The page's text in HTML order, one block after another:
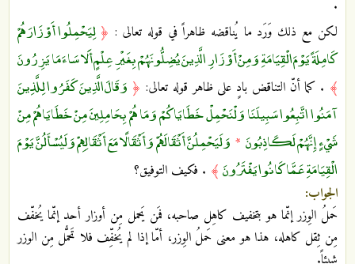
.
لكن مع ذلك وَرَد ما يُناقضه ظاهراً في قوله تعالى : ﴿لِيَحْمِلُوا أَوْزَارَهُمْ
كَامِلَةً يَوْمَ الْقِيَامَةِ وَمِنْ أَوْزَارِ الَّذِينَ يُضِلُّونَهُمْ بِغَيْرِ عِلْمٍ أَلَا سَاءَ مَا يَزِرُونَ
﴾ . كما أنّ التناقض بادٍ على ظاهر قوله تعالى: ﴿ وَقَالَ الَّذِينَ كَفَرُوا لِلَّذِينَ
آمَنُوا اتَّبِعُوا سَبِيلَنَا وَلْنَحْمِلْ خَطَايَاكُمْ وَمَا هُمْ بِحَامِلِينَ مِنْ خَطَايَاهُمْ مِنْ
شَيْءٍ إِنَّهُمْ لَكَاذِبُونَ * وَلَيَحْمِلُنَّ أَثْقَالَهُمْ وَأَثْقَالًا مَعَ أَثْقَالِهِمْ وَلَيُسْأَلُنَّ يَوْمَ
الْقِيَامَةِ عَمَّا كَانُوا يَفْتَرُونَ ﴾ . فكيف التوفيق؟
الجواب:
حَملُ الوِزر إنّما هو بتخفيف كاهِل صاحبه، فمَن يَحمل مِن أوزار أحد إنّما يُخفّف
مِن ثِقل كاهله، هذا هو معنى حَملُ الوِزر، أمّا إذا لم يُخفِّف فلا تَحمُّل مِن الوزر